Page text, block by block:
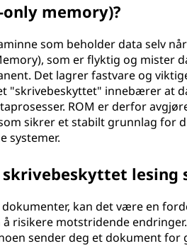
only memory)?
som beholder data selv
som er flyktig og mister
Det lagrer fastvare og
"skrivebeskyttet" innebærer at
ROM er derfor
sikrer et stabilt grunnlag for
systemer.
lesing
kan det være en
risikere motstridende
sender deg et dokument for